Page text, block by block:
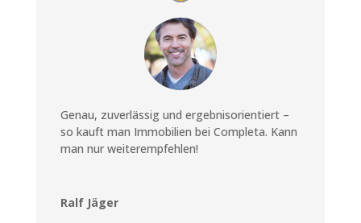
Genau, zuverlässig und ergebnisorientiert –
so kauft man Immobilien bei Completa. Kann
man nur weiterempfehlen!
Ralf Jäger